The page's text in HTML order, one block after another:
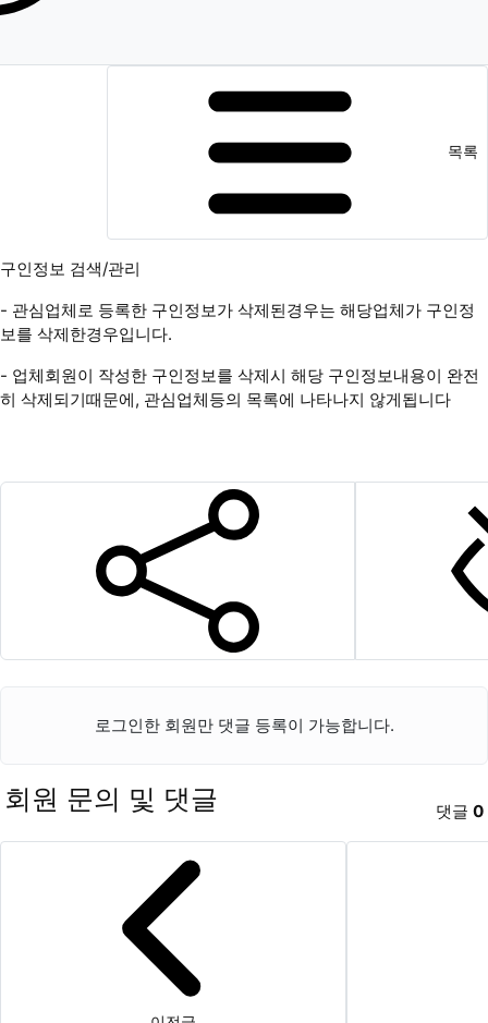
목록
구인정보 검색/관리
- 관심업체로 등록한 구인정보가 삭제된경우는 해당업체가 구인정
보를 삭제한경우입니다.
- 업체회원이 작성한 구인정보를 삭제시 해당 구인정보내용이 완전
히 삭제되기때문에, 관심업체등의 목록에 나타나지 않게됩니다
SNS 공유
로그인한 회원만 댓글 등록이 가능합니다.
회원 문의 및 댓글 댓글 0